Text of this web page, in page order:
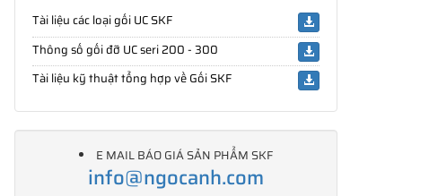
Tài liệu các loại gối UC SKF
Thông số gối đỡ UC seri 200 - 300
Tài liệu kỹ thuật tổng hợp về Gối SKF
E MAIL BÁO GIÁ SẢN PHẨM SKF
info@ngocanh.com